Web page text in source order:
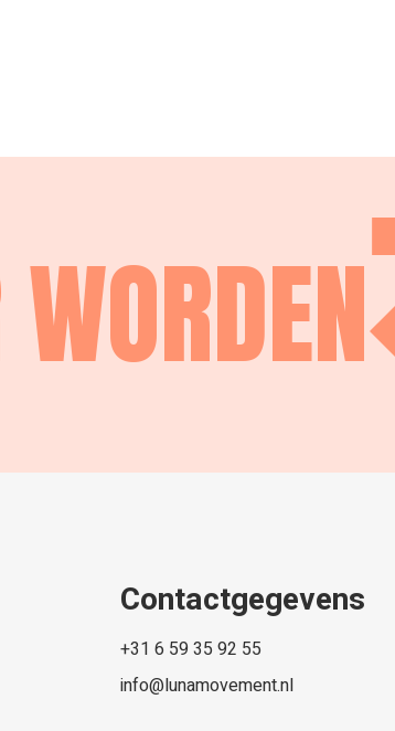
Contactgegevens
+31 6 59 35 92 55
info@lunamovement.nl